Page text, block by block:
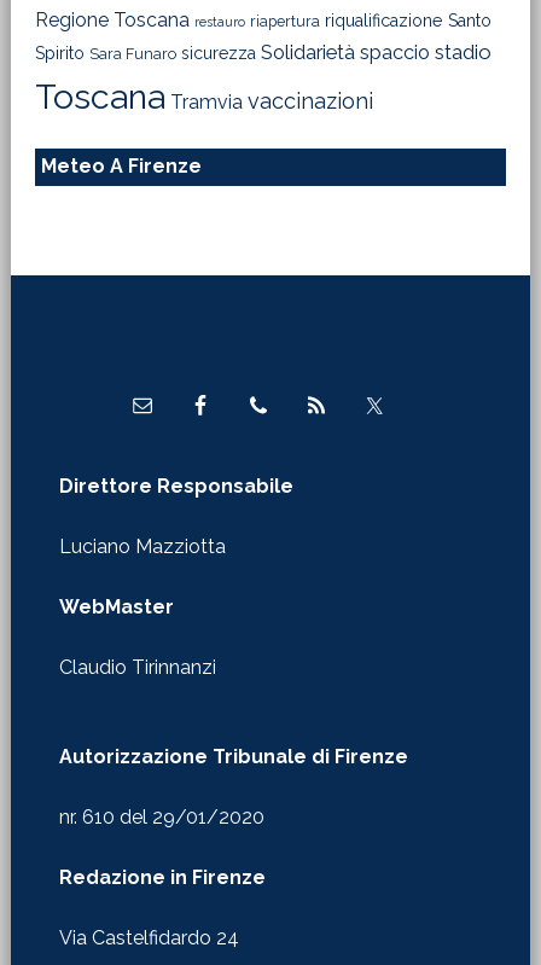
Regione Toscana restauro riapertura riqualificazione Santo
Spirito Sara Funaro sicurezza Solidarietà spaccio stadio
Toscana Tramvia vaccinazioni
Meteo A Firenze
Direttore Responsabile
Luciano Mazziotta
WebMaster
Claudio Tirinnanzi
Autorizzazione Tribunale di Firenze
nr. 610 del 29/01/2020
Redazione in Firenze
Via Castelfidardo 24